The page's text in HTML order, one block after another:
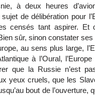
à deux heures
de délibération pour
censés tant aspirer. Et
sûr, sinon constater
au sens plus large,
à l’Oural,
que la Russie n’est
yeux cruels, que les
bout de l’ouverture,